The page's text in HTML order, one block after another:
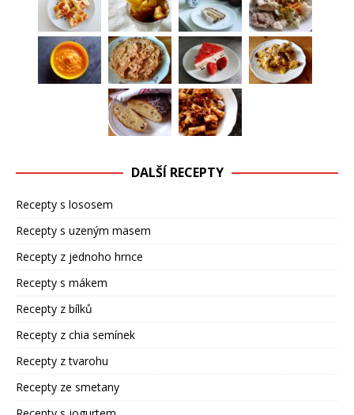
DALŠÍ RECEPTY
Recepty s lososem
Recepty s uzeným masem
Recepty z jednoho hrnce
Recepty s mákem
Recepty z bílků
Recepty z chia semínek
Recepty z tvarohu
Recepty ze smetany